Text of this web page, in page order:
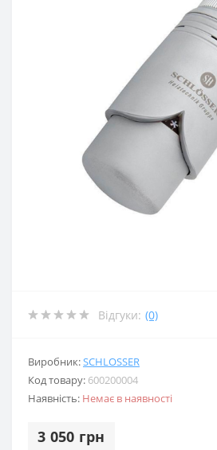
Відгуки: (0)
Виробник:SCHLOSSER
Код товару: 600200004
Наявність: Немає в наявності
3 050 грн